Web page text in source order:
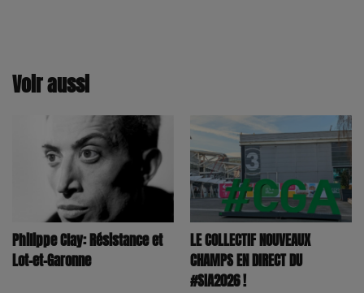
Voir aussi
Philippe Clay: Résistance et
Lot-et-Garonne
LE COLLECTIF NOUVEAUX
CHAMPS EN DIRECT DU
#SIA2026 !